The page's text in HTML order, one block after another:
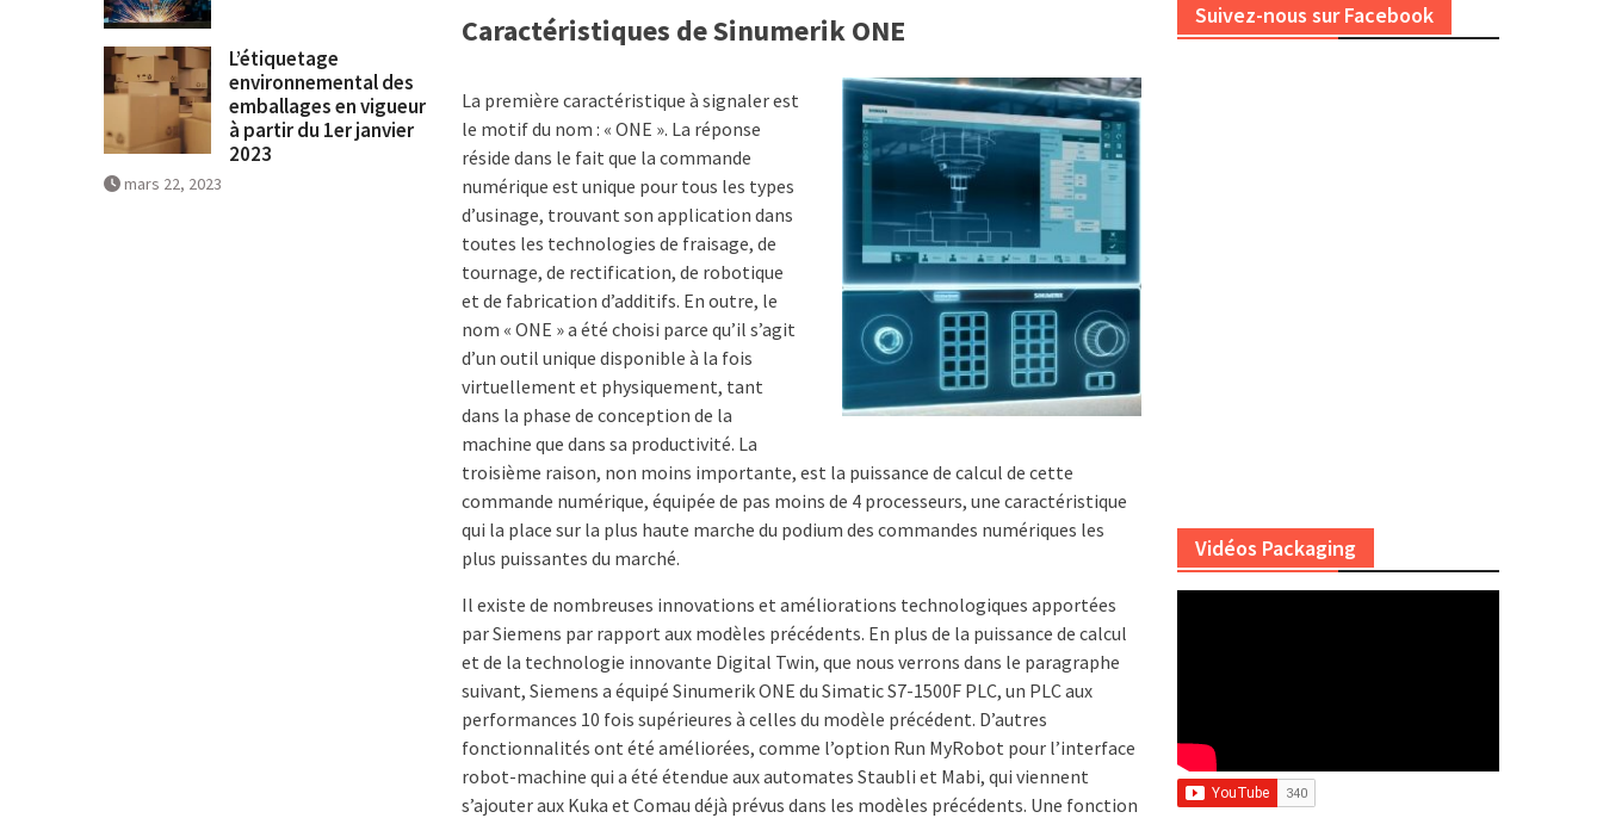
Caractéristiques de Sinumerik ONE
La première caractéristique à signaler est
le motif du nom : « ONE ». La réponse
réside dans le fait que la commande
numérique est unique pour tous les types
d’usinage, trouvant son application dans
toutes les technologies de fraisage, de
tournage, de rectification, de robotique
et de fabrication d’additifs. En outre, le
nom « ONE » a été choisi parce qu’il s’agit
d’un outil unique disponible à la fois
virtuellement et physiquement, tant
dans la phase de conception de la
machine que dans sa productivité. La
troisième raison, non moins importante, est la puissance de calcul de cette
commande numérique, équipée de pas moins de 4 processeurs, une caractéristique
qui la place sur la plus haute marche du podium des commandes numériques les
plus puissantes du marché.
Il existe de nombreuses innovations et améliorations technologiques apportées
par Siemens par rapport aux modèles précédents. En plus de la puissance de calcul
et de la technologie innovante Digital Twin, que nous verrons dans le paragraphe
suivant, Siemens a équipé Sinumerik ONE du Simatic S7-1500F PLC, un PLC aux
performances 10 fois supérieures à celles du modèle précédent. D’autres
fonctionnalités ont été améliorées, comme l’option Run MyRobot pour l’interface
robot-machine qui a été étendue aux automates Staubli et Mabi, qui viennent
s’ajouter aux Kuka et Comau déjà prévus dans les modèles précédents. Une fonction
Suivez-nous sur Facebook
Vidéos Packaging
L’étiquetage
environnemental des
emballages en vigueur
à partir du 1er janvier
2023
mars 22, 2023